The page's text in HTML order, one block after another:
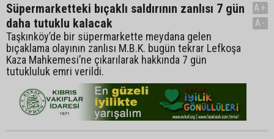
Süpermarketteki bıçaklı saldırının zanlısı 7 gün
daha tutuklu kalacak
Taşkınköy’de bir süpermarkette meydana gelen
bıçaklama olayının zanlısı M.B.K. bugün tekrar Lefkoşa
Kaza Mahkemesi’ne çıkarılarak hakkında 7 gün
tutukluluk emri verildi.
A+
A-